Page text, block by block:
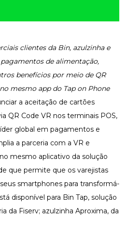
e Negócios
organização
Gratuitos
clientes da Bin, azulzinha e
de alimentação,
benefícios por meio de QR
mesmo app do Tap on Phone
a aceitação de cartões
QR Code VR nos terminais POS,
líder global em pagamentos e
a parceria com a VR e
mesmo aplicativo da solução
que permite que os varejistas
smartphones para transformá-
disponível para Bin Tap, solução
da Fiserv; azulzinha Aproxima, da